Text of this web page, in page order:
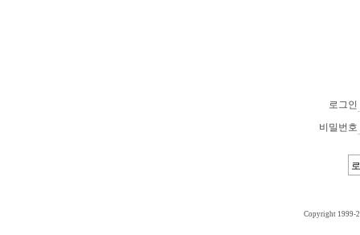
로그인
비밀번호
Copyright 1999-